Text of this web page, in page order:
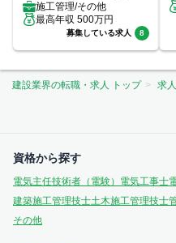
施工管理/その他
最高年収 500万円
募集している求人 8
建設業界の転職・求人 トップ 求
資格から探す
電気主任技術者（電験） 電気工事士
建築施工管理技士土木施工管理技士
その他